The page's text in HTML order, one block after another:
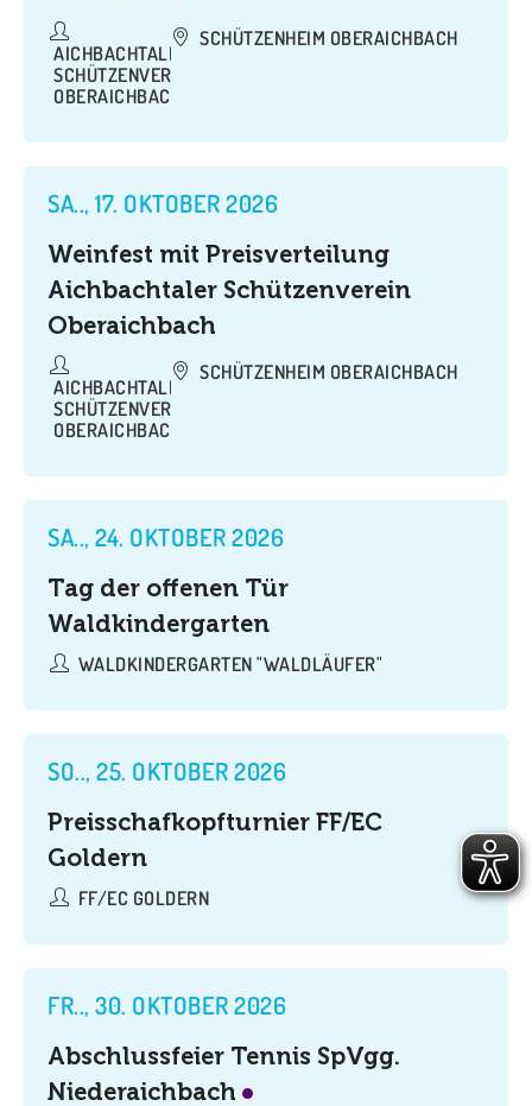
SCHÜTZENHEIM OBERAICHBACH
AICHBACHTALER
SCHÜTZENVEREIN
OBERAICHBACH
SA.., 17. OKTOBER 2026
Weinfest mit Preisverteilung
Aichbachtaler Schützenverein
Oberaichbach
SCHÜTZENHEIM OBERAICHBACH
AICHBACHTALER
SCHÜTZENVEREIN
OBERAICHBACH
SA.., 24. OKTOBER 2026
Tag der offenen Tür
Waldkindergarten
WALDKINDERGARTEN "WALDLÄUFER"
SO.., 25. OKTOBER 2026
Preisschafkopfturnier FF/EC
Goldern
FF/EC GOLDERN
FR.., 30. OKTOBER 2026
Abschlussfeier Tennis SpVgg.
Niederaichbach